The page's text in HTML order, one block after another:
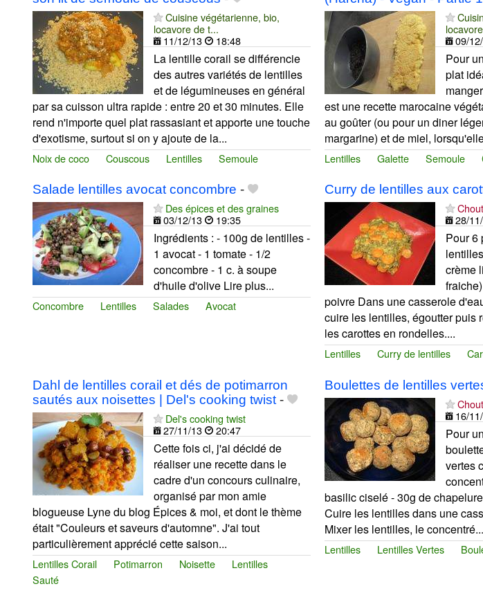
Cuisine végétarienne, bio,
locavore de t...
11/12/13
18:48
La lentille corail se différencie
des autres variétés de lentilles
et de légumineuses en général
par sa cuisson ultra rapide : entre 20 et 30 minutes. Elle
rend n'importe quel plat rassasiant et apporte une touche
d'exotisme, surtout si on y ajoute de la...
Noix de coco Couscous Lentilles Semoule
09/
Pour
plat
est une recette marocaine
au goûter (ou pour un diner
margarine) et de miel,
Lentilles Galette Semoule
Salade lentilles avocat concombre -
Des épices et des graines
03/12/13
19:35
Ingrédients : - 100g de lentilles -
1 avocat - 1 tomate - 1/2
concombre - 1 c. à soupe
d'huile d'olive Lire plus...
Concombre Lentilles Salades Avocat
Curry de lentilles aux
28/
Pour 6
crème
poivre Dans une casserole
cuire les lentilles, égoutter puis
les carottes en rondelles....
Lentilles Curry de lentilles
Dahl de lentilles corail et dés de potimarron
sautés aux noisettes | Del's cooking twist -
Del's cooking twist
27/11/13
20:47
Cette fois ci, j'ai décidé de
réaliser une recette dans le
cadre d'un concours culinaire,
organisé par mon amie
blogueuse Lyne du blog Épices & moi, et dont le thème
était "Couleurs et saveurs d'automne". J'ai tout
particulièrement apprécié cette saison...
Lentilles Corail Potimarron Noisette
Lentilles
Sauté
Boulettes de lentilles
16/
Pour
vertes
basilic ciselé - 30g de
Cuire les lentilles dans une
Mixer les lentilles, le concentré...
Lentilles Lentilles Vertes